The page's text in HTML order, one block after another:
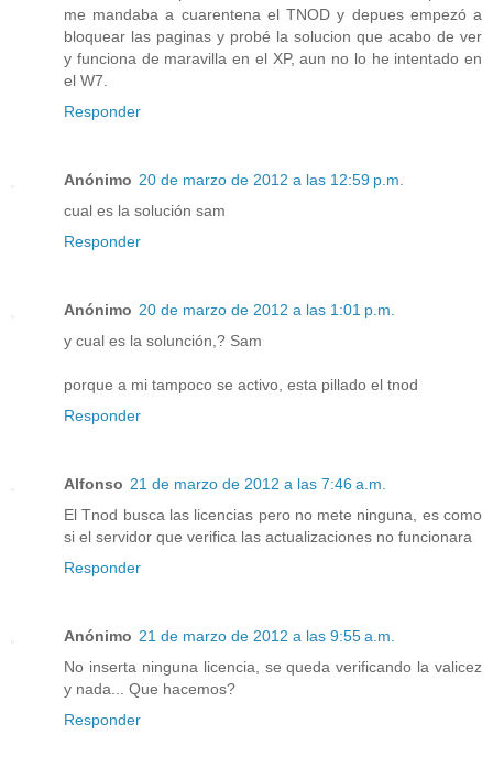
me mandaba a cuarentena el TNOD y depues empezó a
bloquear las paginas y probé la solucion que acabo de ver
y funciona de maravilla en el XP, aun no lo he intentado en
el W7.
Responder
Anónimo 20 de marzo de 2012 a las 12:59 p.m.
cual es la solución sam
Responder
Anónimo 20 de marzo de 2012 a las 1:01 p.m.
y cual es la solunción,? Sam
porque a mi tampoco se activo, esta pillado el tnod
Responder
Alfonso 21 de marzo de 2012 a las 7:46 a.m.
El Tnod busca las licencias pero no mete ninguna, es como
si el servidor que verifica las actualizaciones no funcionara
Responder
Anónimo 21 de marzo de 2012 a las 9:55 a.m.
No inserta ninguna licencia, se queda verificando la valicez
y nada... Que hacemos?
Responder